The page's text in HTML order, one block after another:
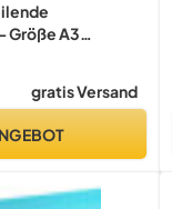
Größe A3
Grey
gratis Versand